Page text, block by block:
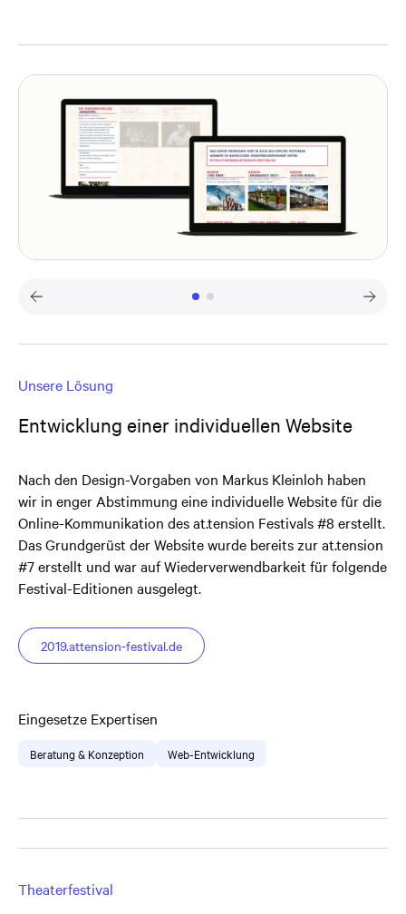
Unsere Lösung
Entwicklung einer individuellen Website
Nach den Design-Vorgaben von Markus Kleinloh haben
wir in enger Abstimmung eine individuelle Website für die
Online-Kommunikation des at.tension Festivals #8 erstellt.
Das Grundgerüst der Website wurde bereits zur at.tension
#7 erstellt und war auf Wiederverwendbarkeit für folgende
Festival-Editionen ausgelegt.
2019.attension-festival.de
Eingesetze Expertisen
Beratung & Konzeption Web-Entwicklung
Theaterfestival